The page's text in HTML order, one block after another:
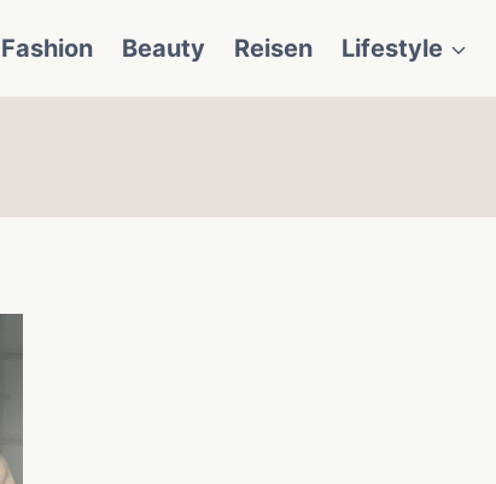
Fashion Beauty Reisen Lifestyle